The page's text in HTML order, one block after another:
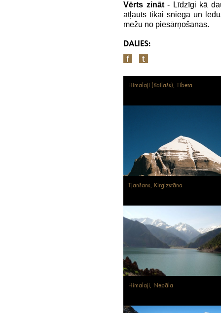
Vērts zināt- Līdzīgi kā
atļauts tikai sniega un
mežu no piesārņošanas.
DALIES:
Himalaji (Kailašs), Tibeta
Tjanšans, Kirgizstāna
Himalaji, Nepāla